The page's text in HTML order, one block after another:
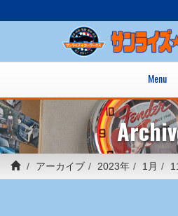
Menu
アーカイブ 2023年 1月